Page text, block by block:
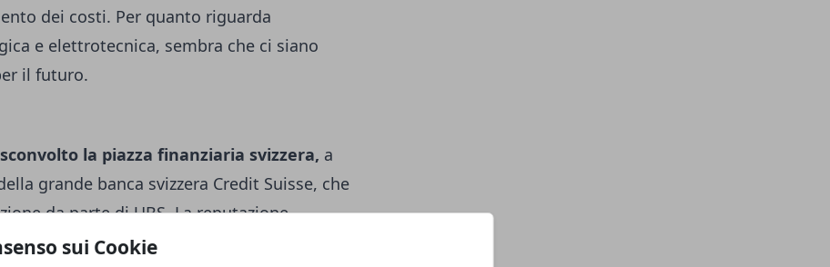
sui Cookie
dei costi. Per quanto riguarda
e elettrotecnica, sembra che ci siano
il futuro.
sconvolto la piazza finanziaria svizzera, a
grande banca svizzera Credit Suisse, che
da parte di UBS. La reputazione
e stabile è stata per questo motivo